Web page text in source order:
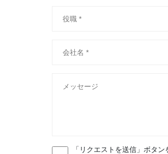
「リクエストを送信」ボタ